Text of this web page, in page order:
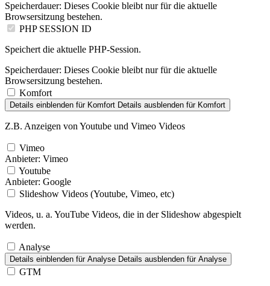
Speicherdauer: Dieses Cookie bleibt nur für die aktuelle
Browsersitzung bestehen.
PHP SESSION ID
Speichert die aktuelle PHP-Session.
Speicherdauer: Dieses Cookie bleibt nur für die aktuelle
Browsersitzung bestehen.
Komfort
Details einblenden für Komfort Details ausblenden für Komfort
Z.B. Anzeigen von Youtube und Vimeo Videos
Vimeo
Anbieter: Vimeo
Youtube
Anbieter: Google
Slideshow Videos (Youtube, Vimeo, etc)
Videos, u. a. YouTube Videos, die in der Slideshow abgespielt
werden.
Analyse
Details einblenden für Analyse Details ausblenden für Analyse
GTM